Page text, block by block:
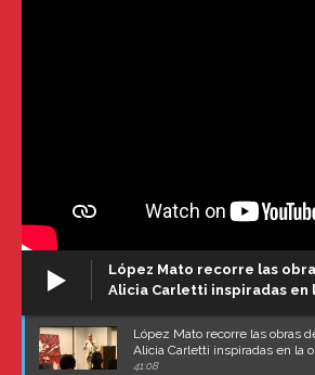
López Mato recorre las
Alicia Carletti inspiradas en
López Mato recorre las obras
Alicia Carletti inspiradas en la
Carroll
41:08